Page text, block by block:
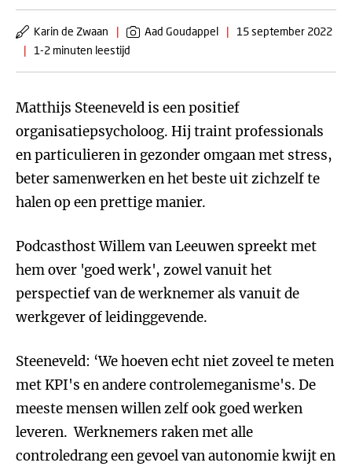
Karin de Zwaan | Aad Goudappel |
15 september 2022
|
1-2 minuten leestijd
Matthijs Steeneveld is een positief
organisatiepsycholoog. Hij traint professionals
en particulieren in gezonder omgaan met stress,
beter samenwerken en het beste uit zichzelf te
halen op een prettige manier.
Podcasthost Willem van Leeuwen spreekt met
hem over 'goed werk', zowel vanuit het
perspectief van de werknemer als vanuit de
werkgever of leidinggevende.
Steeneveld: ‘We hoeven echt niet zoveel te meten
met KPI's en andere controlemeganisme's. De
meeste mensen willen zelf ook goed werken
leveren. Werknemers raken met alle
controledrang een gevoel van autonomie kwijt en